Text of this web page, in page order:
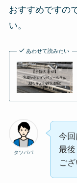
おすすめですの
い。
あわせて読みたい
タツパパ
今回
最
ござ